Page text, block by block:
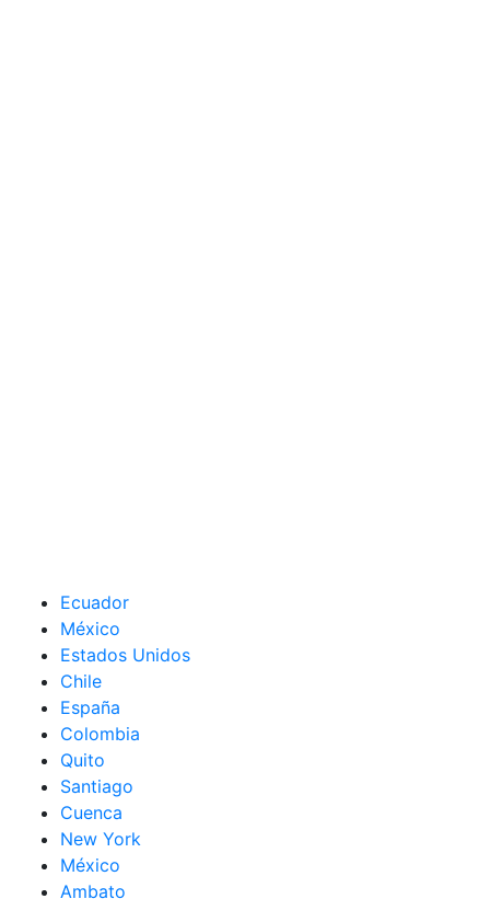
Ecuador
México
Estados Unidos
Chile
España
Colombia
Quito
Santiago
Cuenca
New York
México
Ambato